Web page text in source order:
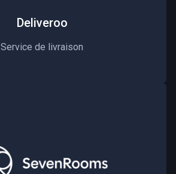
Deliveroo
Service de livraison